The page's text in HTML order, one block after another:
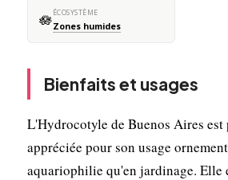
🪷ÉCOSYSTÈME
Zones humides
Bienfaits et usages
L'Hydrocotyle de Buenos Aires
appréciée pour son usage
aquariophilie qu'en jardinage. Elle